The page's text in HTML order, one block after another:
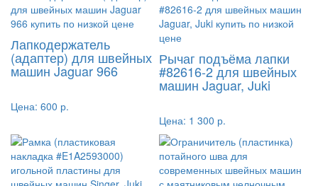
Лапкодержатель
(адаптер) для швейных
машин Jaguar 966
Цена: 600 р.
Рычаг подъёма лапки
#82616-2 для швейных
машин Jaguar, Juki
Цена: 1 300 р.